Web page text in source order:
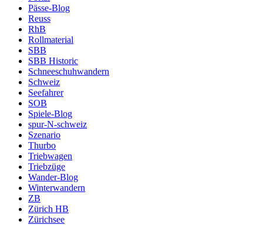
Pässe-Blog
Reuss
RhB
Rollmaterial
SBB
SBB Historic
Schneeschuhwandern
Schweiz
Seefahrer
SOB
Spiele-Blog
spur-N-schweiz
Szenario
Thurbo
Triebwagen
Triebzüge
Wander-Blog
Winterwandern
ZB
Zürich HB
Zürichsee